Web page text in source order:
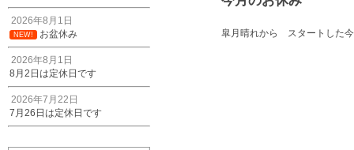
2026年8月1日
NEW! お盆休み
2026年8月1日
8月2日は定休日です
2026年7月22日
7月26日は定休日です
皐月晴れから スタートした